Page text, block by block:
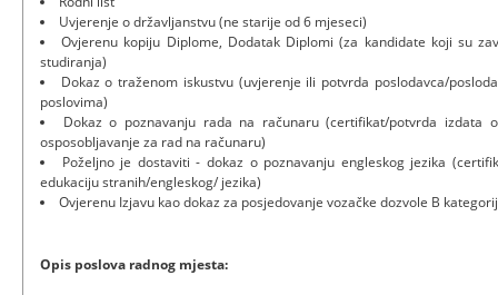
Uvjerenje o državljanstvu (ne starije od 6 mjeseci)
Ovjerenu kopiju Diplome, Dodatak Diplomi (za kandidate koji su
studiranja)
Dokaz o traženom iskustvu (uvjerenje ili potvrda poslodavca/
poslovima)
Dokaz o poznavanju rada na računaru (certifikat/potvrda izdata
osposobljavanje za rad na računaru)
Poželjno je dostaviti - dokaz o poznavanju engleskog jezika
edukaciju stranih/engleskog/ jezika)
Ovjerenu Izjavu kao dokaz za posjedovanje vozačke dozvole B
Opis poslova radnog mjesta: